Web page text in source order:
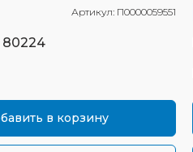
Артикул: П0000059551
80224
в корзину